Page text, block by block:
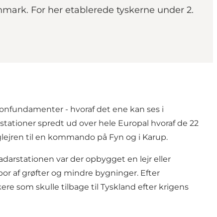
For her etablerede tyskerne under 2.
- hvoraf det ene kan ses i
spredt ud over hele Europal hvoraf de 22
til en kommando på Fyn og i Karup.
var der opbygget en lejr eller
af grøfter og mindre bygninger. Efter
som skulle tilbage til Tyskland efter krigens